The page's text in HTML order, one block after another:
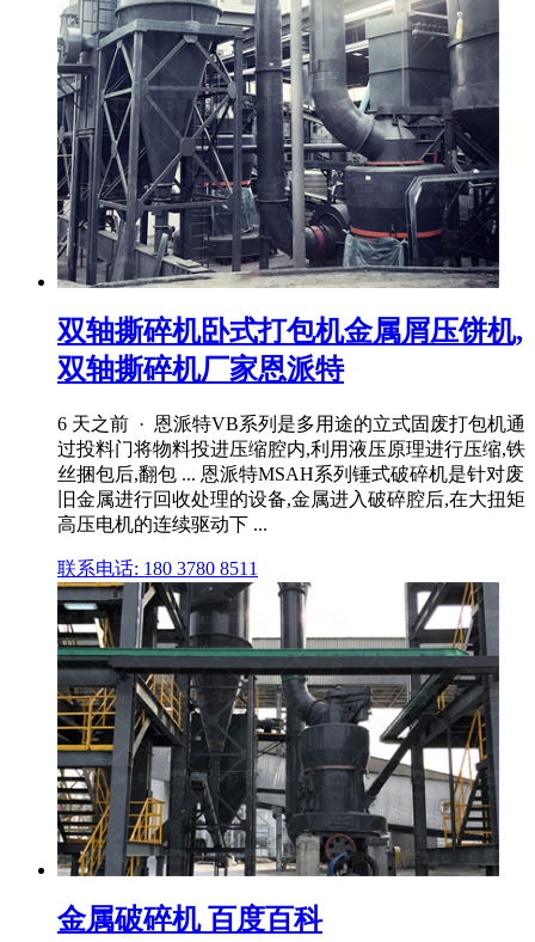
双轴撕碎机卧式打包机金属屑压饼机,
双轴撕碎机厂家恩派特
6 天之前 · 恩派特VB系列是多用途的立式固废打包机通
过投料门将物料投进压缩腔内,利用液压原理进行压缩,铁
丝捆包后,翻包 ... 恩派特MSAH系列锤式破碎机是针对废
旧金属进行回收处理的设备,金属进入破碎腔后,在大扭矩
高压电机的连续驱动下 ...
联系电话: 180 3780 8511
金属破碎机 百度百科